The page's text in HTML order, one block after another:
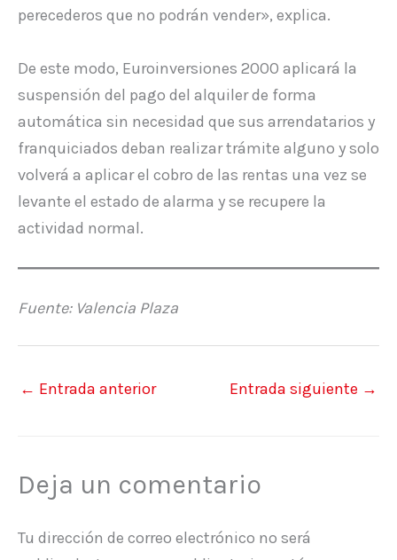
perecederos que no podrán vender», explica.
De este modo, Euroinversiones 2000 aplicará la
suspensión del pago del alquiler de forma
automática sin necesidad que sus arrendatarios y
franquiciados deban realizar trámite alguno y solo
volverá a aplicar el cobro de las rentas una vez se
levante el estado de alarma y se recupere la
actividad normal.
Fuente: Valencia Plaza
← Entrada anterior Entrada siguiente →
Deja un comentario
Tu dirección de correo electrónico no será